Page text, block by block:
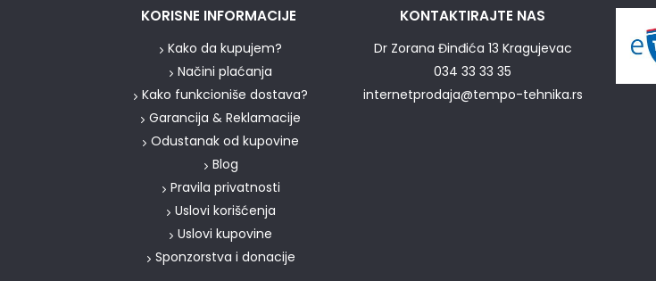
KORISNE INFORMACIJE
Kako da kupujem?
Načini plaćanja
Kako funkcioniše dostava?
Garancija & Reklamacije
Odustanak od kupovine
Blog
Pravila privatnosti
Uslovi korišćenja
Uslovi kupovine
Sponzorstva i donacije
KONTAKTIRAJTE NAS
Dr Zorana Đinđića 13 Kragujevac
034 33 33 35
internetprodaja@tempo-tehnika.rs